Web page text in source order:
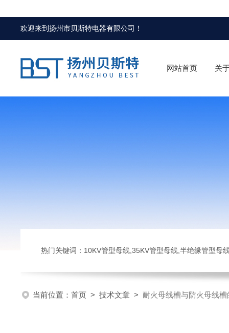
欢迎来到扬州市贝斯特电器有限公司 ！
网站首页 关
热门关键词：10KV管型母线,35KV管型母线,半绝缘管型母
当前位置： 首页 > 技术文章 > 耐火母线槽与防火母线槽